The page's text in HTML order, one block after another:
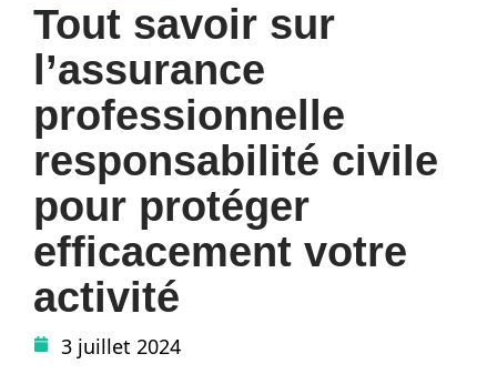
Tout savoir sur
l’assurance
professionnelle
responsabilité civile
pour protéger
efficacement votre
activité
3 juillet 2024